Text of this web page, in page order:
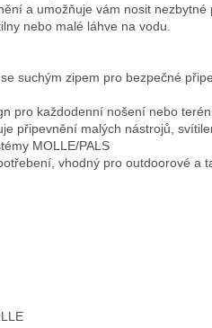
a umožňuje vám nosit nezbytné
nebo malé láhve na vodu.
suchým zipem pro bezpečné
pro každodenní nošení nebo
připevnění malých nástrojů,
MOLLE/PALS
vhodný pro outdoorové a